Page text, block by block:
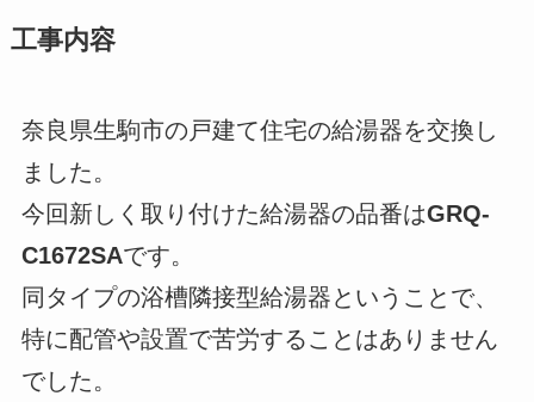
工事内容
奈良県生駒市の戸建て住宅の給湯器を交換し
ました。
今回新しく取り付けた給湯器の品番はGRQ-
C1672SAです。
同タイプの浴槽隣接型給湯器ということで、
特に配管や設置で苦労することはありません
でした。